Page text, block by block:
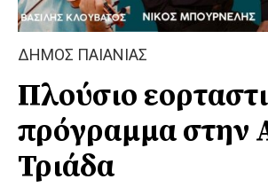
ΔΗΜΟΣ ΠΑΙΑΝΙΑΣ
Πλούσιο
πρόγραμμα στην
Τριάδα